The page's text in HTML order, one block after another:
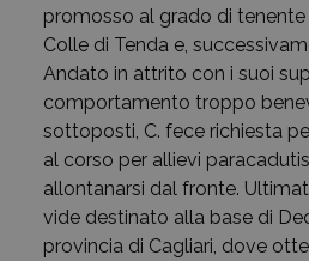
promosso al grado di
Colle di Tenda e,
Andato in attrito con i suoi
comportamento troppo
sottoposti, C. fece richiesta
al corso per allievi
allontanarsi dal fronte.
vide destinato alla base di
provincia di Cagliari, dove